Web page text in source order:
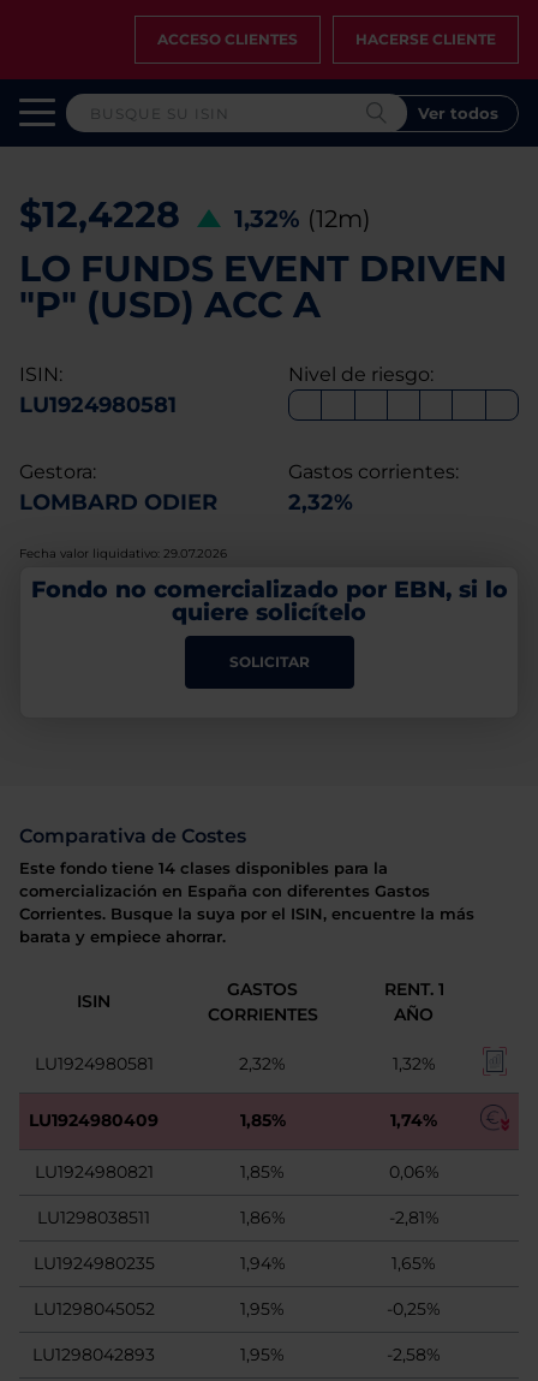
ACCESO CLIENTES HACERSE CLIENTE
Ver todos
$12,4228 1,32% (12m)
LO FUNDS EVENT DRIVEN
"P" (USD) ACC A
ISIN:
LU1924980581
Nivel de riesgo:
Gestora:
LOMBARD ODIER
Gastos corrientes:
2,32%
Fecha valor liquidativo: 29.07.2026
Fondo no comercializado por EBN, si lo
quiere solicítelo
SOLICITAR
Comparativa de Costes
Este fondo tiene 14 clases disponibles para la
comercialización en España con diferentes Gastos
Corrientes. Busque la suya por el ISIN, encuentre la más
barata y empiece ahorrar.
ISIN
GASTOS
CORRIENTES
RENT. 1
AÑO
LU1924980581 2,32% 1,32%
LU1924980409 1,85% 1,74%
LU1924980821 1,85% 0,06%
LU1298038511 1,86% -2,81%
LU1924980235 1,94% 1,65%
LU1298045052 1,95% -0,25%
LU1298042893 1,95% -2,58%